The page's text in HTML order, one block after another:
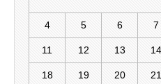
4 5 6 7
11 12 13 14
18 19 20 21